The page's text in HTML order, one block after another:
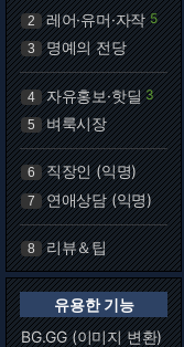
2 레어·유머·자작 5
3 명예의 전당
4 자유홍보·핫딜 3
5 벼룩시장
6 직장인 (익명)
7 연애상담 (익명)
8 리뷰＆팁
유용한 기능
BG.GG (이미지 변환)